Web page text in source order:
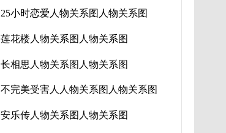
25小时恋爱人物关系图人物关系图
莲花楼人物关系图人物关系图
长相思人物关系图人物关系图
不完美受害人人物关系图人物关系图
安乐传人物关系图人物关系图